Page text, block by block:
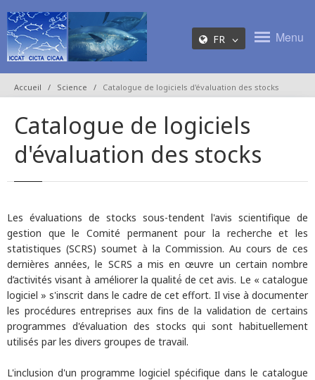
FR Menu
Accueil Science Catalogue de logiciels d'évaluation des stocks
Catalogue de logiciels
d'évaluation des stocks
Les évaluations de stocks sous-tendent l'avis scientifique de
gestion que le Comité permanent pour la recherche et les
statistiques (SCRS) soumet à la Commission. Au cours de ces
dernières années, le SCRS a mis en œuvre un certain nombre
d’activités visant à améliorer la qualité́ de cet avis. Le « catalogue
logiciel » s'inscrit dans le cadre de cet effort. Il vise à documenter
les procédures entreprises aux fins de la validation de certains
programmes d'évaluation des stocks qui sont habituellement
utilisés par les divers groupes de travail.
L'inclusion d'un programme logiciel spécifique dans le catalogue